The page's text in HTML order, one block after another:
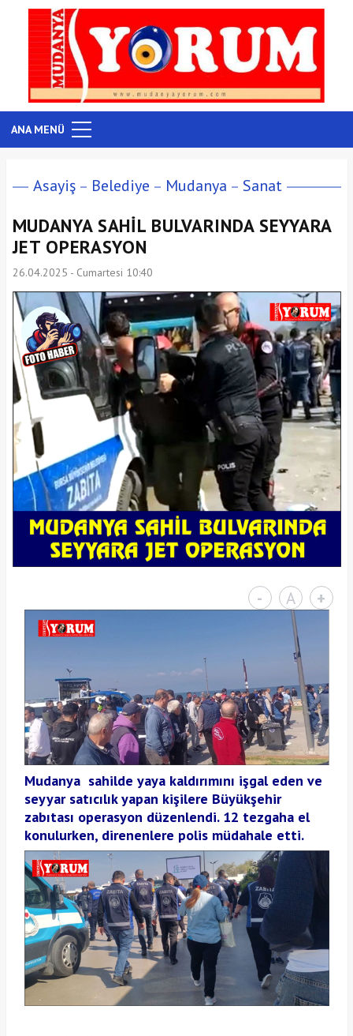
ANA MENÜ
Asayiş Belediye Mudanya Sanat
MUDANYA SAHİL BULVARINDA SEYYARA
JET OPERASYON
26.04.2025 - Cumartesi 10:40
- A +
Mudanya sahilde yaya kaldırımını işgal eden ve
seyyar satıcılık yapan kişilere Büyükşehir
zabıtası operasyon düzenlendi. 12 tezgaha el
konulurken, direnenlere polis müdahale etti.